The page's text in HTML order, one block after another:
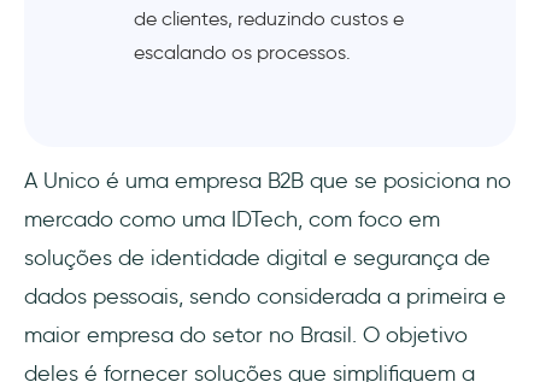
de clientes, reduzindo custos e
escalando os processos.
A Unico é uma empresa B2B que se posiciona no
mercado como uma IDTech, com foco em
soluções de identidade digital e segurança de
dados pessoais, sendo considerada a primeira e
maior empresa do setor no Brasil. O objetivo
deles é fornecer soluções que simplifiquem a